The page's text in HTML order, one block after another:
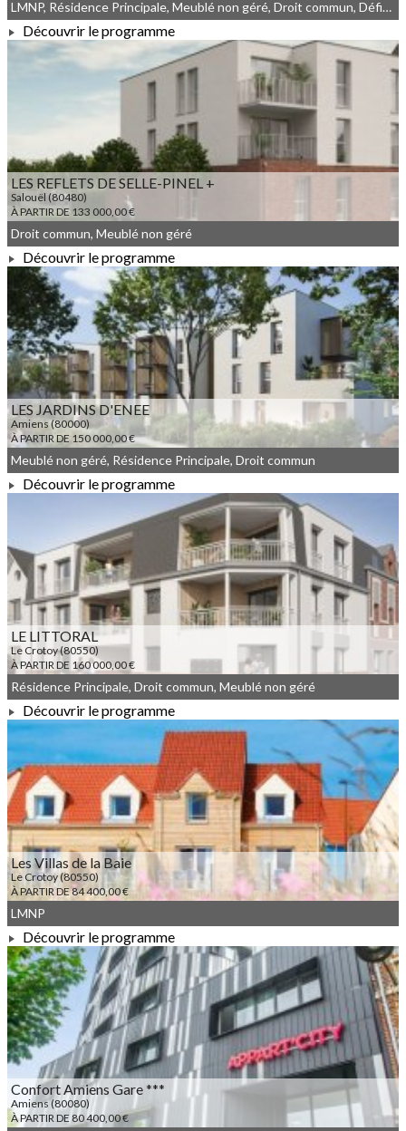
À PARTIR DE 126 580,00 €
LMNP, Résidence Principale, Meublé non géré, Droit commun, Déficit Foncier
Découvrir le programme
LES REFLETS DE SELLE-PINEL +
Salouël (80480)
À PARTIR DE 133 000,00 €
À PARTIR DE 133 000,00 €
Droit commun, Meublé non géré
Découvrir le programme
LES JARDINS D'ENEE
Amiens (80000)
À PARTIR DE 150 000,00 €
À PARTIR DE 150 000,00 €
Meublé non géré, Résidence Principale, Droit commun
Découvrir le programme
LE LITTORAL
Le Crotoy (80550)
À PARTIR DE 160 000,00 €
À PARTIR DE 160 000,00 €
Résidence Principale, Droit commun, Meublé non géré
Découvrir le programme
Les Villas de la Baie
Le Crotoy (80550)
À PARTIR DE 84 400,00 €
À PARTIR DE 84 400,00 €
LMNP
Découvrir le programme
Confort Amiens Gare ***
Amiens (80080)
À PARTIR DE 80 400,00 €